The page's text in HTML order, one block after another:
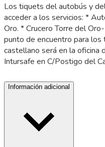
Los tiquets del autobús y
acceder a los servicios: *
Oro. * Crucero Torre del
punto de encuentro para
castellano será en la oficina
Intursafe en C/Postigo del
Información adicional